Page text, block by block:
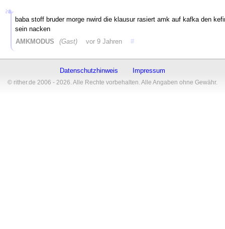
baba stoff bruder morge nwird die klausur rasiert amk auf kafka den
sein nacken
AMKMODUS
(Gast) vor 9 Jahren #
Datenschutzhinweis Impressum
© rither.de 2006 - 2026. Alle Rechte vorbehalten. Alle Angaben ohne Gewähr.